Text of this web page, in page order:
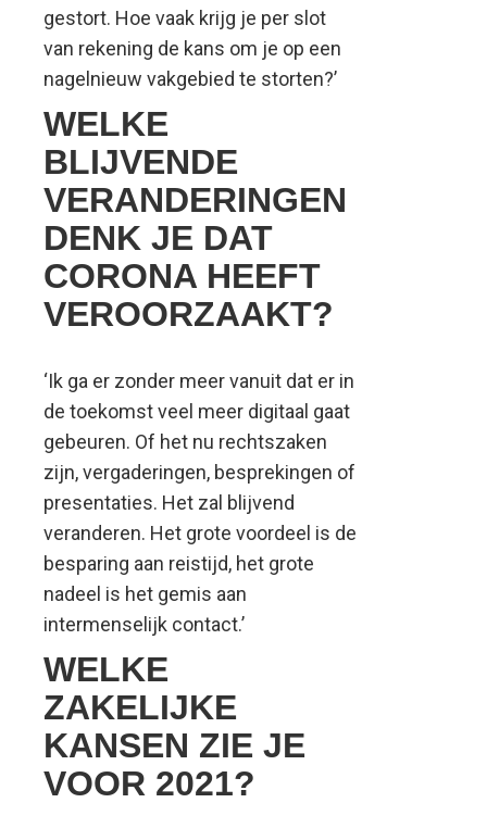
gestort. Hoe vaak krijg je per slot
van rekening de kans om je op een
nagelnieuw vakgebied te storten?’
WELKE
BLIJVENDE
VERANDERINGEN
DENK JE DAT
CORONA HEEFT
VEROORZAAKT?
‘Ik ga er zonder meer vanuit dat er in
de toekomst veel meer digitaal gaat
gebeuren. Of het nu rechtszaken
zijn, vergaderingen, besprekingen of
presentaties. Het zal blijvend
veranderen. Het grote voordeel is de
besparing aan reistijd, het grote
nadeel is het gemis aan
intermenselijk contact.’
WELKE
ZAKELIJKE
KANSEN ZIE JE
VOOR 2021?